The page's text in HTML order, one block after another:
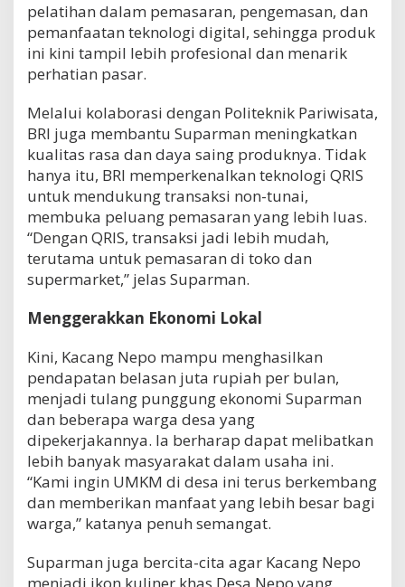
pelatihan dalam pemasaran, pengemasan, dan
pemanfaatan teknologi digital, sehingga produk
ini kini tampil lebih profesional dan menarik
perhatian pasar.
Melalui kolaborasi dengan Politeknik Pariwisata,
BRI juga membantu Suparman meningkatkan
kualitas rasa dan daya saing produknya. Tidak
hanya itu, BRI memperkenalkan teknologi QRIS
untuk mendukung transaksi non-tunai,
membuka peluang pemasaran yang lebih luas.
“Dengan QRIS, transaksi jadi lebih mudah,
terutama untuk pemasaran di toko dan
supermarket,” jelas Suparman.
Menggerakkan Ekonomi Lokal
Kini, Kacang Nepo mampu menghasilkan
pendapatan belasan juta rupiah per bulan,
menjadi tulang punggung ekonomi Suparman
dan beberapa warga desa yang
dipekerjakannya. Ia berharap dapat melibatkan
lebih banyak masyarakat dalam usaha ini.
“Kami ingin UMKM di desa ini terus berkembang
dan memberikan manfaat yang lebih besar bagi
warga,” katanya penuh semangat.
Suparman juga bercita-cita agar Kacang Nepo